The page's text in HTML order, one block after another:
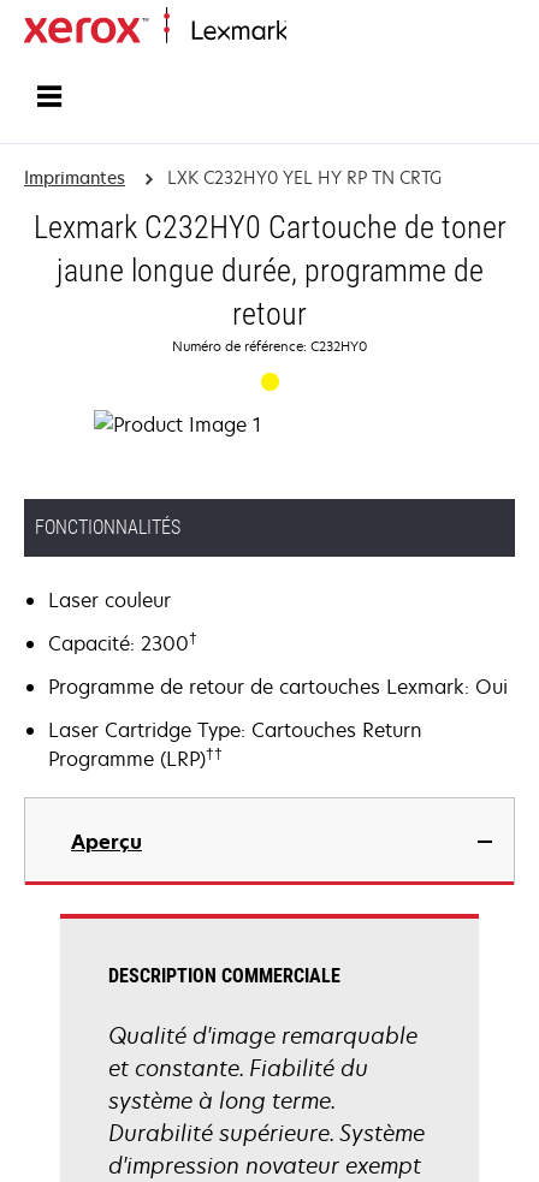
Imprimantes LXK C232HY0 YEL HY RP TN CRTG
Lexmark C232HY0 Cartouche de toner
jaune longue durée, programme de
retour
Numéro de référence: C232HY0
FONCTIONNALITÉS
Laser couleur
Capacité: 2300†
Programme de retour de cartouches Lexmark: Oui
Laser Cartridge Type: Cartouches Return
Programme (LRP)††
Aperçu
DESCRIPTION COMMERCIALE
Qualité d'image remarquable
et constante. Fiabilité du
système à long terme.
Durabilité supérieure. Système
d'impression novateur exempt